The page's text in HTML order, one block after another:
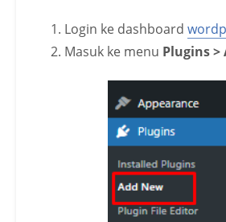
Login ke dashboard
Masuk ke menu Plugins >